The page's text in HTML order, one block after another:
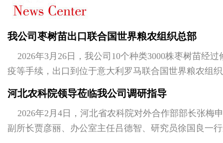
我公司枣树苗出口联合国世界粮农组织总部
2026年3月26日，我公司10个种类3000株枣树苗经
疫等手续，出口到位于意大利罗马联合国世界粮农组
作为中国特有果树，种植于联合...
河北农科院领导莅临我公司调研指导
2026年2月4日，河北省农科院对外合作部部长张梅
副所长贾彦丽、办公室主任吕德智、研究员徐国良一